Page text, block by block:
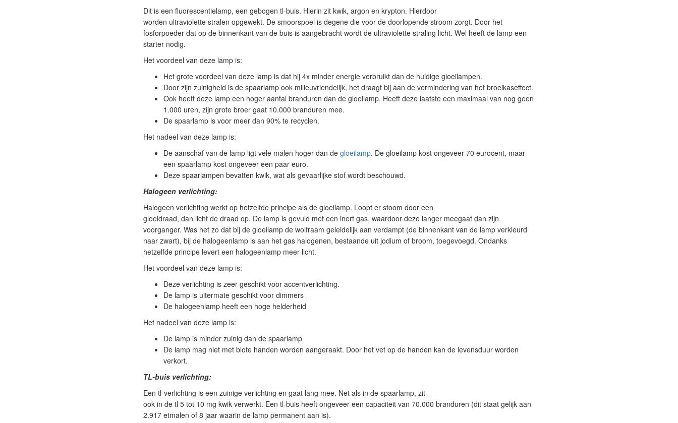
Dit is een fluorescentielamp, een gebogen tl-buis. Hierin zit kwik, argon en krypton. Hierdoor
worden ultraviolette stralen opgewekt. De smoorspoel is degene die voor de doorlopende stroom zorgt. Door het
fosforpoeder dat op de binnenkant van de buis is aangebracht wordt de ultraviolette straling licht. Wel heeft de lamp een
starter nodig.
Het voordeel van deze lamp is:
Het grote voordeel van deze lamp is dat hij 4x minder energie verbruikt dan de huidige gloeilampen.
Door zijn zuinigheid is de spaarlamp ook milieuvriendelijk, het draagt bij aan de vermindering van het broeikaseffect.
Ook heeft deze lamp een hoger aantal branduren dan de gloeilamp. Heeft deze laatste een maximaal van nog geen
1.000 uren, zijn grote broer gaat 10.000 branduren mee.
De spaarlamp is voor meer dan 90% te recyclen.
Het nadeel van deze lamp is:
De aanschaf van de lamp ligt vele malen hoger dan de gloeilamp. De gloeilamp kost ongeveer 70 eurocent, maar
een spaarlamp kost ongeveer een paar euro.
Deze spaarlampen bevatten kwik, wat als gevaarlijke stof wordt beschouwd.
Halogeen verlichting:
Halogeen verlichting werkt op hetzelfde principe als de gloeilamp. Loopt er stoom door een
gloeidraad, dan licht de draad op. De lamp is gevuld met een inert gas, waardoor deze langer meegaat dan zijn
voorganger. Was het zo dat bij de gloeilamp de wolfraam geleidelijk aan verdampt (de binnenkant van de lamp verkleurd
naar zwart), bij de halogeenlamp is aan het gas halogenen, bestaande uit jodium of broom, toegevoegd. Ondanks
hetzelfde principe levert een halogeenlamp meer licht.
Het voordeel van deze lamp is:
Deze verlichting is zeer geschikt voor accentverlichting.
De lamp is uitermate geschikt voor dimmers
De halogeenlamp heeft een hoge helderheid
Het nadeel van deze lamp is:
De lamp is minder zuinig dan de spaarlamp
De lamp mag niet met blote handen worden aangeraakt. Door het vet op de handen kan de levensduur worden
verkort.
TL-buis verlichting:
Een tl-verlichting is een zuinige verlichting en gaat lang mee. Net als in de spaarlamp, zit
ook in de tl 5 tot 10 mg kwik verwerkt. Een tl-buis heeft ongeveer een capaciteit van 70.000 branduren (dit staat gelijk aan
2.917 etmalen of 8 jaar waarin de lamp permanent aan is).